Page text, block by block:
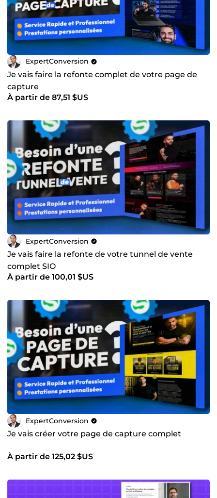
ExpertConversion
Je vais faire la refonte complet de votre page de
capture
À partir de 87,51 $US
ExpertConversion
Je vais faire la refonte de votre tunnel de vente
complet SIO
À partir de 100,01 $US
ExpertConversion
Je vais créer votre page de capture complet
À partir de 125,02 $US